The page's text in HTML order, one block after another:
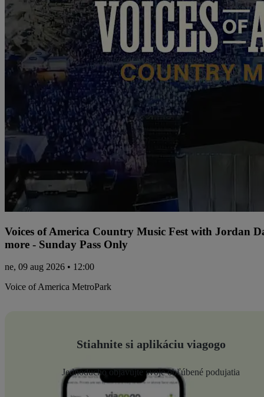
Voices of America Country Music Fest with Jordan
more - Sunday Pass Only
ne, 09 aug 2026 • 12:00
Voice of America MetroPark
Stiahnite si aplikáciu viagogo
Jednoducho objavujte svoje obľúbené podujatia